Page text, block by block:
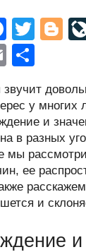
F
a
c
e
b
o
o
k
T
er
Bl
g
er
E
ail р
а
в
и
ть
у
и
в разных
мы
ее
и
и